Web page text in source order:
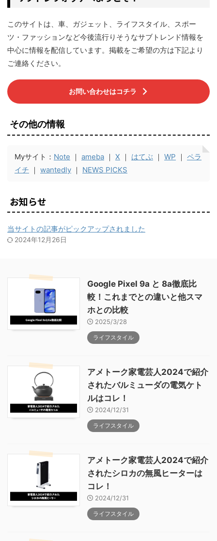
このサイトは、車、ガジェット、ライフスタイル、スポー
ツ・ファッションなど今後流行りそうなサブトレンド情報を
中心に情報を配信しています。掲載をご希望の方は下記より
ご連絡ください。
お問い合わせはコチラ
その他の情報
Myサイト： Note ｜ ameba ｜ X ｜ はてぶ ｜ WP ｜ ペラ
イチ ｜ wantedly ｜ NEWS PICKS
お知らせ
当サイトの記事がピックアップされました
2024年12月26日
Google Pixel 9a と 8a徹底比
較！これまでとの違いと他スマ
ホとの比較
2025/3/28
ライフスタイル
アメトーク家電芸人2024で紹介
されたバルミューダの電気ケト
ルはコレ！
2024/12/31
ライフスタイル
アメトーク家電芸人2024で紹介
されたシロカの無風ヒーターは
コレ！
2024/12/31
ライフスタイル